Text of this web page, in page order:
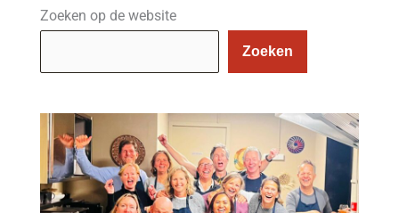
Recept
Zoeken op de website
Zoeken